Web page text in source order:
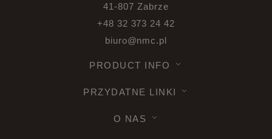
41-807 Zabrze
+48 32 373 24 42
biuro@nmc.pl
PRODUCT INFO
PRZYDATNE LINKI
O NAS